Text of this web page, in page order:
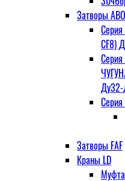
Затворы
CF8)
Затворы FAF
Краны LD
Муфта